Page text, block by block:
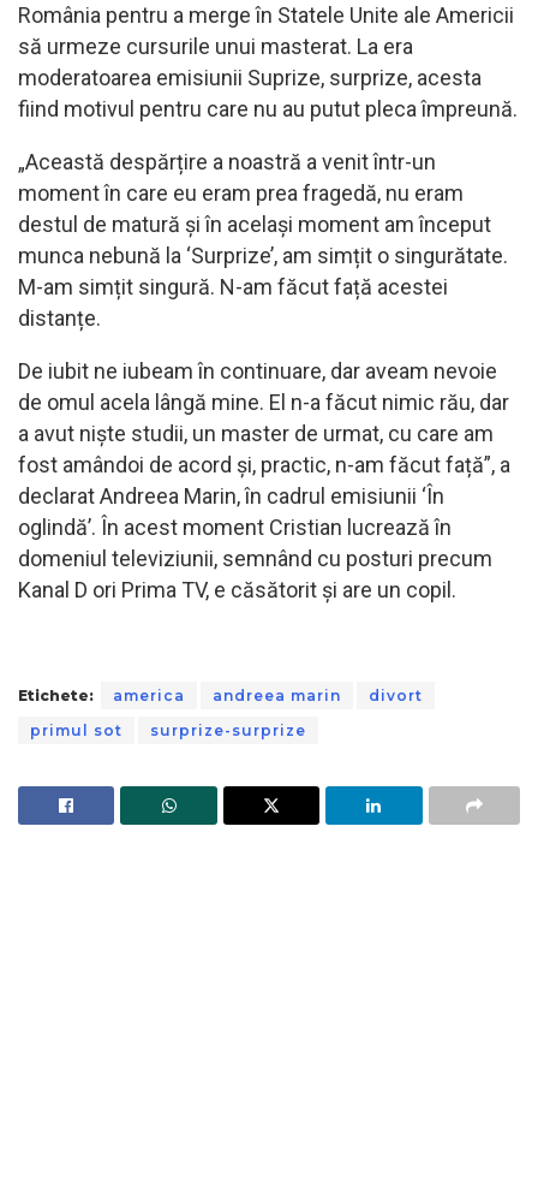
România pentru a merge în Statele Unite ale Americii
să urmeze cursurile unui masterat. La era
moderatoarea emisiunii Suprize, surprize, acesta
fiind motivul pentru care nu au putut pleca împreună.
„Această despărțire a noastră a venit într-un
moment în care eu eram prea fragedă, nu eram
destul de matură și în același moment am început
munca nebună la ‘Surprize’, am simțit o singurătate.
M-am simțit singură. N-am făcut față acestei
distanțe.
De iubit ne iubeam în continuare, dar aveam nevoie
de omul acela lângă mine. El n-a făcut nimic rău, dar
a avut niște studii, un master de urmat, cu care am
fost amândoi de acord și, practic, n-am făcut față”, a
declarat Andreea Marin, în cadrul emisiunii ‘În
oglindă’. În acest moment Cristian lucrează în
domeniul televiziunii, semnând cu posturi precum
Kanal D ori Prima TV, e căsătorit și are un copil.
Etichete: america andreea marin
divort
primul sot
surprize-surprize